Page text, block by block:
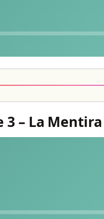
3 – La